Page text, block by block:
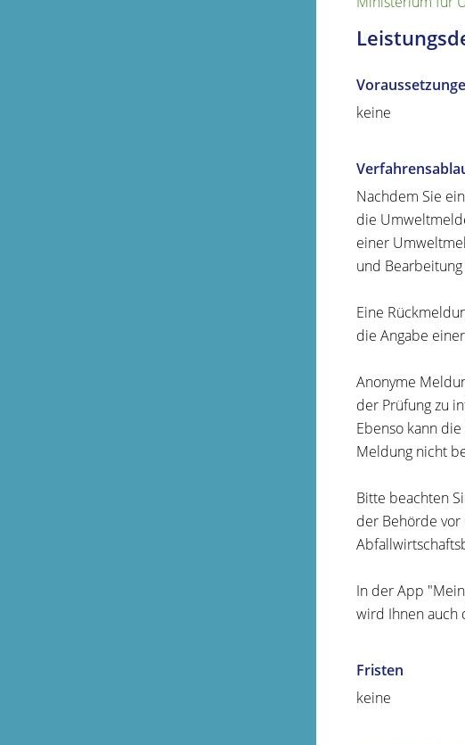
keine
Nachdem Sie
die
einer
und
Eine
die Angabe
Anonyme
der Prüfung zu
Ebenso kann
Meldung nicht
Bitte beachten
der Behörde vor
In der App
wird Ihnen auch
Fristen
keine